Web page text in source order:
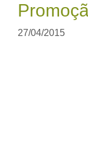
27/04/2015